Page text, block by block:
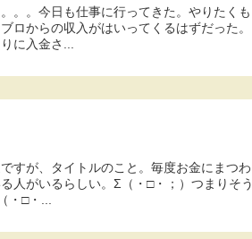
。。今日も仕事に行ってきた。やりたくも
ロからの収入がはいってくるはずだった。
に入金さ...
すが、タイトルのこと。毎度お金にまつわ
人がいるらしい。Σ（・□・；）つまりそう
□・...